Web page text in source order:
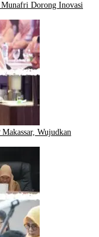
Dorong Inovasi
Wujudkan